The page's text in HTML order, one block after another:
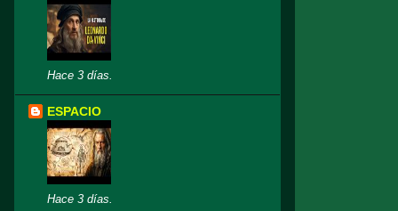
Hace 3 días.
ESPACIO
Hace 3 días.